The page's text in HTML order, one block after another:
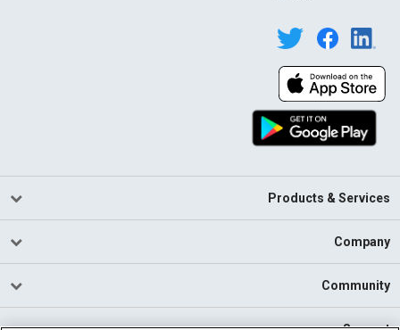
Products & Services
Company
Community